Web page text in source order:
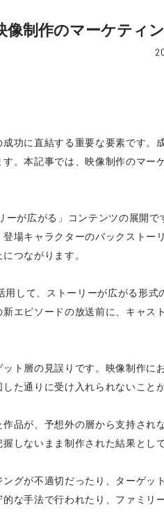
像制作のマーケティ
功に直結する重要な要素です
。本記事では、映像制作のマ
ーが広がる」コンテンツの展開
場キャラクターのバックスト
つながります。
用して、ストーリーが広がる
エピソードの放送前に、キャ
ト層の見誤りです。映像制作
た通りに受け入れられないこと
品が、予想外の層から支持さ
しないまま制作された結果とし
グが不適切だったり、ターゲ
な手法で行われたり、ファミリ